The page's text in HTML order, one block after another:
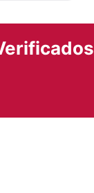
o
y que el
dudas